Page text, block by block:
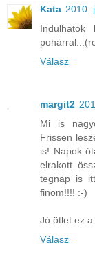
Kata 2010.
Válasz
margit2
Mi is
Frissen
is! Napok
elrakott
tegnap is
finom!!!! :-)
Jó ötlet ez
Válasz